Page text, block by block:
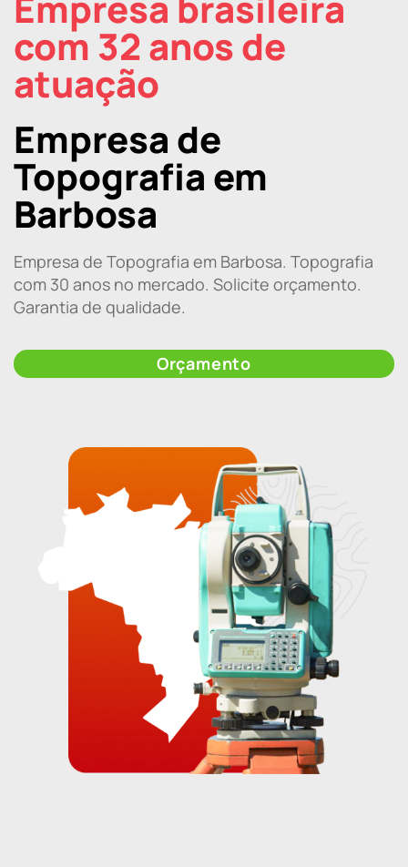
com 32 anos de
atuação
Empresa de
Topografia em
Barbosa
Empresa de Topografia em Barbosa. Topografia
com 30 anos no mercado. Solicite orçamento.
Garantia de qualidade.
Orçamento